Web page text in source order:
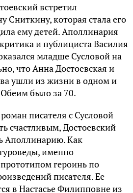
встретил
Сниткину, которая стала его
ему детей. Аполлинария
и публициста Василия
младше Сусловой на
что Анна Достоевская и
ушли из жизни в одном и
было за 70.
писателя с Сусловой
счастливым, Достоевский
Аполлинарию. Как
именно
героинь по
писателя. Ее
в Настасье Филипповне из